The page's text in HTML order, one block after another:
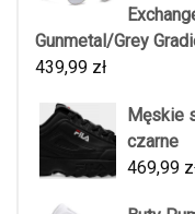
Gunmetal/Grey
439,99 zł
Męskie
czarne
469,99